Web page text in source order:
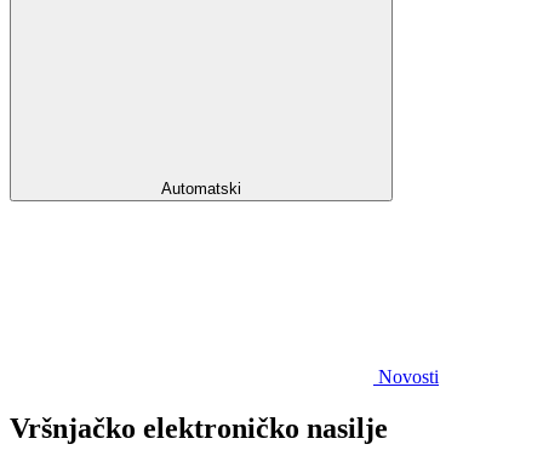
Automatski
Novosti
Vršnjačko elektroničko nasilje